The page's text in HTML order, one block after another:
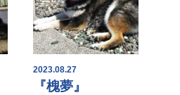
2023.08.27
『槐夢』